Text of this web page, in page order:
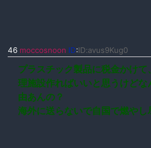
46 moccosnoon ID:ID:avus9Kug0
プラスチック製品に税金かけて
理施設作ればいいと思うけどな
由あんの？
海外に送らないで自国で燃やし